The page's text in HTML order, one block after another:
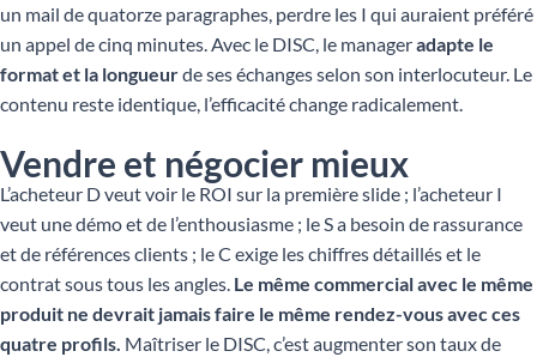
un mail de quatorze paragraphes, perdre les I qui auraient préféré
un appel de cinq minutes. Avec le DISC, le manageradapte le
format et la longueurde ses échanges selon son interlocuteur. Le
contenu reste identique, l’efficacité change radicalement.
Vendre et négocier mieux
L’acheteur D veut voir le ROI sur la première slide ; l’acheteur I
veut une démo et de l’enthousiasme ; le S a besoin de rassurance
et de références clients ; le C exige les chiffres détaillés et le
contrat sous tous les angles. Le même commercial avec le même
produit ne devrait jamais faire le même rendez-vous avec ces
quatre profils. Maîtriser le DISC, c’est augmenter son taux de